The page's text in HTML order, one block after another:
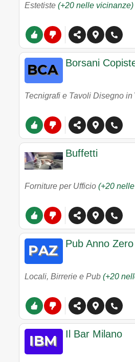
Estetiste (+20 nelle vicinanze)
Borsani
Tecnigrafi e Tavoli Disegno in
Buffetti
Forniture per Ufficio (+20
Pub Anno Zero
Locali, Birrerie e Pub (+20
Il Bar Milano